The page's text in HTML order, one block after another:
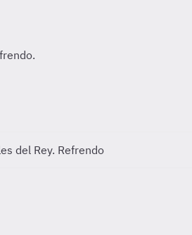
del Rey. Refrendo